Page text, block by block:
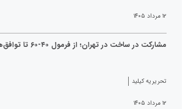
۱۲ مرداد ۱۴۰۵
مشارکت در ساخت در تهران؛ از فرمول ۴۰-۶۰ تا توافق‌های ۵۰-۵۰
تحریریه کیلید
۱۲ مرداد ۱۴۰۵